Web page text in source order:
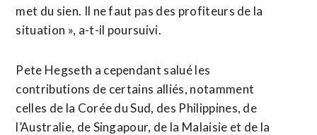
met du sien. Il ne faut pas des profiteurs de la
situation », a-t-il poursuivi.
Pete Hegseth a cependant salué les
contributions de certains alliés, notamment
celles de la Corée du Sud, des Philippines, de
l’Australie, de Singapour, de la Malaisie et de la